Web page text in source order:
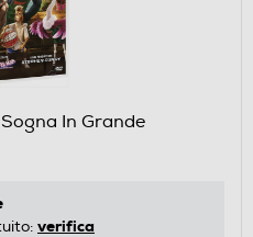
In Grande
verifica